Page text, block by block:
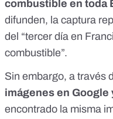
combustible en toda
difunden, la captura
del “tercer día en
combustible”.
Sin embargo, a través
imágenes en Google
encontrado la misma